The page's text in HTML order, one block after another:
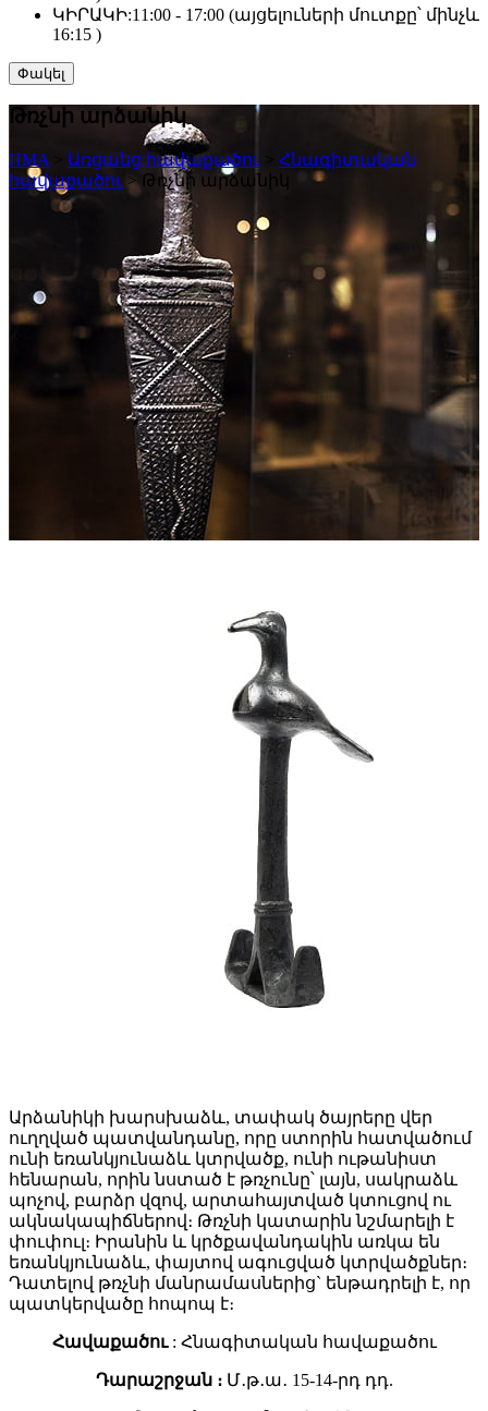
ԿԻՐԱԿԻ:11:00 - 17:00 (այցելուների մուտքը՝ մինչև
16:15 )
Փակել
Թռչնի արձանիկ
HMA Առցանց հավաքածու
Հնագիտական
հավաքածու > Թռչնի արձանիկ
Արձանիկի խարսխաձև, տափակ ծայրերը վեր
ուղղված պատվանդանը, որը ստորին հատվածում
ունի եռանկյունաձև կտրվածք, ունի ութանիստ
հենարան, որին նստած է թռչունը՝ լայն, սակրաձև
պոչով, բարձր վզով, արտահայտված կտուցով ու
ակնակապիճներով։ Թռչնի կատարին նշմարելի է
փուփուլ։ Իրանին և կրծքավանդակին առկա են
եռանկյունաձև, փայտով ագուցված կտրվածքներ։
Դատելով թռչնի մանրամասներից` ենթադրելի է, որ
պատկերվածը հոպոպ է։
Հավաքածու: Հնագիտական հավաքածու
Դարաշրջան ։Մ․թ․ա․ 15-14-րդ դդ.